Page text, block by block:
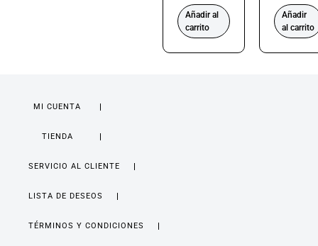
Añadir al
carrito
Añadir
al carrito
MI CUENTA
TIENDA
SERVICIO AL CLIENTE
LISTA DE DESEOS
TÉRMINOS Y CONDICIONES